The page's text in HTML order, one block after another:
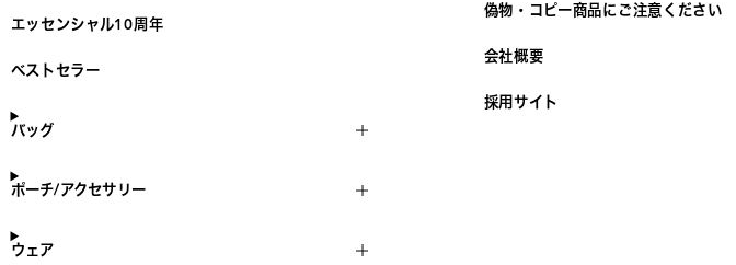
エッセンシャル10周年
ベストセラー
バッグ
ポーチ/アクセサリー
ウェア
偽物・コピー商品にご注意ください
会社概要
採用サイト